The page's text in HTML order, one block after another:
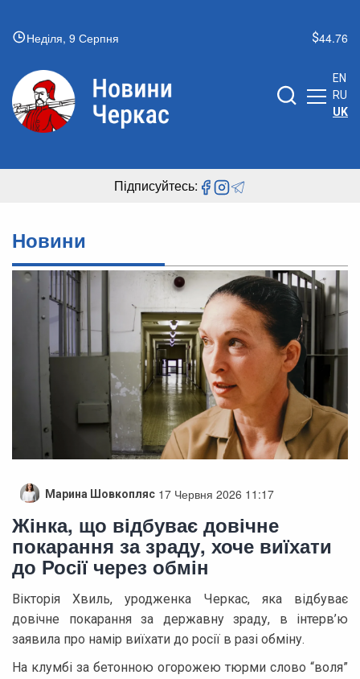
Неділя, 9 Серпня 44.76
EN
RU
UK
Підписуйтесь:
Новини
Марина Шовкопляс 17 Червня 2026 11:17
Жінка, що відбуває довічне
покарання за зраду, хоче виїхати
до Росії через обмін
Вікторія Хвиль, уродженка Черкас, яка відбуває
довічне покарання за державну зраду, в інтерв’ю
заявила про намір виїхати до росії в разі обміну.
На клумбі за бетонною огорожею тюрми слово “воля”